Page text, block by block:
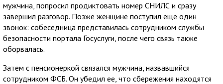
мужчина, попросил продиктовать номер СНИЛС и сразу
завершил разговор. Позже женщине поступил еще один
звонок: собеседница представилась сотрудником службы
безопасности портала Госуслуги, после чего связь также
оборвалась.
Затем с пенсионеркой связался мужчина, назвавшийся
сотрудником ФСБ. Он убедил ее, что сбережения находятся